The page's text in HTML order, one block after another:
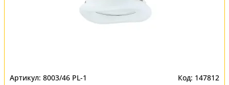
8003/46 PL-1 147812